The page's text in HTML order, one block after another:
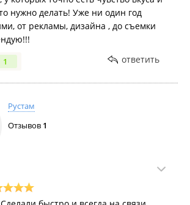
нужно делать! Уже ни один год
от рекламы, дизайна , до съемки
1 ответить
Рустам
Отзывов 1